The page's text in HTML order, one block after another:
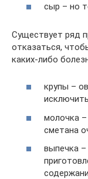
сыр – но
Существует ряд
отказаться,
каких-либо
крупы –
молочка
сметана
выпечка